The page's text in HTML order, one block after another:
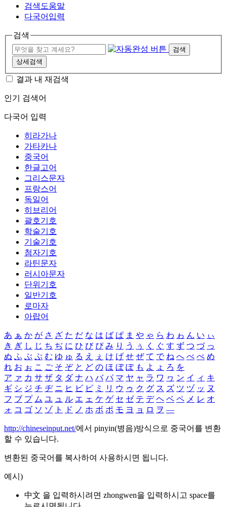
검색도움말
다국어입력
검색
검색
상세검색
결과 내 재검색
인기 검색어
다국어 입력
히라가나
가타카나
중국어
한글고어
그리스문자
프랑스어
독일어
히브리어
괄호기호
학술기호
기술기호
첨자기호
라틴문자
러시아문자
단위기호
일반기호
로마자
아랍어
あ ぁ か が さ ざ た だ な は ば ぱ ま や ゃ ら わ ゎ ん い ぃ
き ぎ し じ ち ぢ に ひ び ぴ み り う ぅ く ぐ す ず つ づ っ
ぬ ふ ぶ ぷ む ゆ ゅ る え ぇ け げ せ ぜ て で ね へ べ ぺ め
れ お ぉ こ ご そ ぞ と ど の ほ ぼ ぽ も よ ょ ろ を
ア ァ カ サ ザ タ ダ ナ ハ バ パ マ ヤ ャ ラ ワ ヮ ン イ ィ キ
ギ シ ジ チ ヂ ニ ヒ ビ ピ ミ リ ウ ゥ ク グ ス ズ ツ ヅ ッ ヌ
フ ブ プ ム ユ ュ ル エ ェ ケ ゲ セ ゼ テ デ ヘ ベ ペ メ レ オ
ォ コ ゴ ソ ゾ ト ド ノ ホ ボ ポ モ ヨ ョ ロ ヲ ―
http://chineseinput.net/에서 pinyin(병음)방식으로 중국어를 변환
할 수 있습니다.
변환된 중국어를 복사하여 사용하시면 됩니다.
예시)
中文 을 입력하시려면 zhongwen을 입력하시고 space를